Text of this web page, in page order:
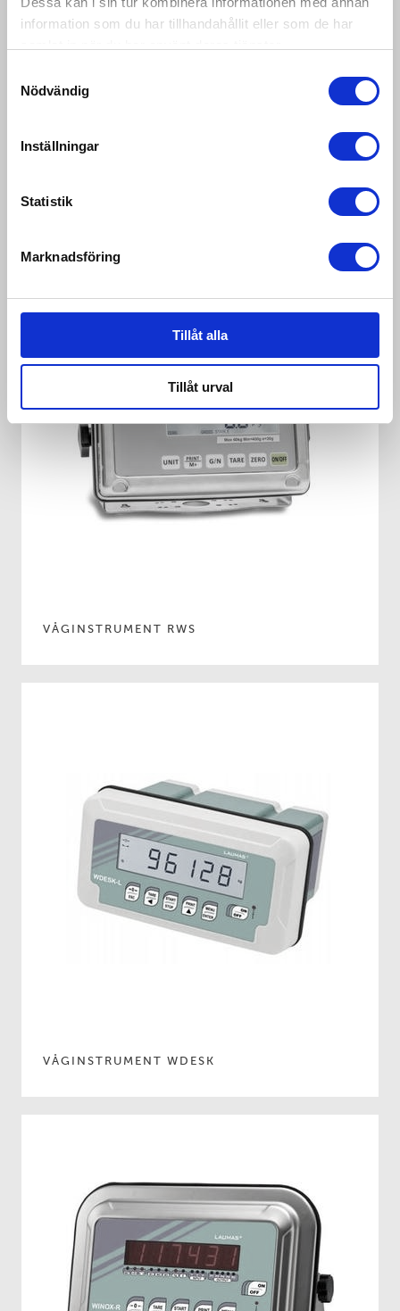
information som du har tillhandahållit eller som de har
Nödvändig
Inställningar
Statistik
Marknadsföring
Tillåt alla
Tillåt urval
VÅGINSTRUMENT LI-101
VÅGINSTRUMENT RWS
VÅGINSTRUMENT WDESK